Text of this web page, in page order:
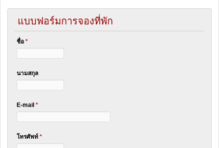
แบบฟอร์มการจองที่พัก
ชื่อ *
นามสกุล
E-mail *
โทรศัพท์ *